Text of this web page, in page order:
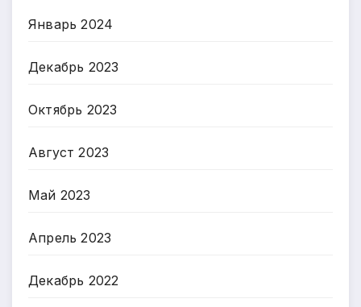
Январь 2024
Декабрь 2023
Октябрь 2023
Август 2023
Май 2023
Апрель 2023
Декабрь 2022